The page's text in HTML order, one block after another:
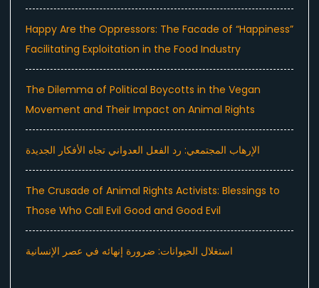
Happy Are the Oppressors: The Facade of “Happiness”
Facilitating Exploitation in the Food Industry
The Dilemma of Political Boycotts in the Vegan
Movement and Their Impact on Animal Rights
الإرهاب المجتمعي: رد الفعل العدواني تجاه الأفكار الجديدة
The Crusade of Animal Rights Activists: Blessings to
Those Who Call Evil Good and Good Evil
استغلال الحيوانات: ضرورة إنهائه في عصر الإنسانية